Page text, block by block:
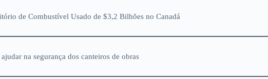
de Combustível Usado de $3,2 Bilhões no Canadá
na segurança dos canteiros de obras